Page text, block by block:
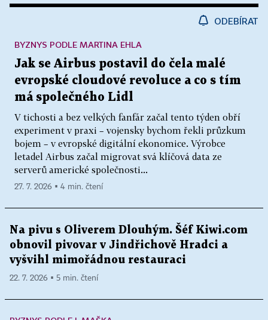
ODEBÍRAT
Jak se Airbus postavil do čela malé
evropské cloudové revoluce a co s tím
má společného Lidl
V tichosti a bez velkých fanfár začal tento týden obří
experiment v praxi – vojensky bychom řekli průzkum
bojem – v evropské digitální ekonomice. Výrobce
letadel Airbus začal migrovat svá klíčová data ze
serverů americké společnosti...
BYZNYS PODLE MARTINA EHLA
27. 7. 2026 ▪ 4 min. čtení
Na pivu s Oliverem Dlouhým. Šéf Kiwi.com
obnovil pivovar v Jindřichově Hradci a
vyšvihl mimořádnou restauraci
22. 7. 2026 ▪ 5 min. čtení